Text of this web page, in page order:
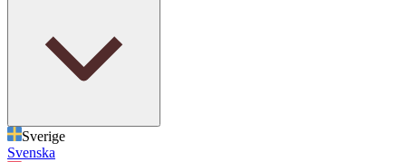
Sverige
Svenska